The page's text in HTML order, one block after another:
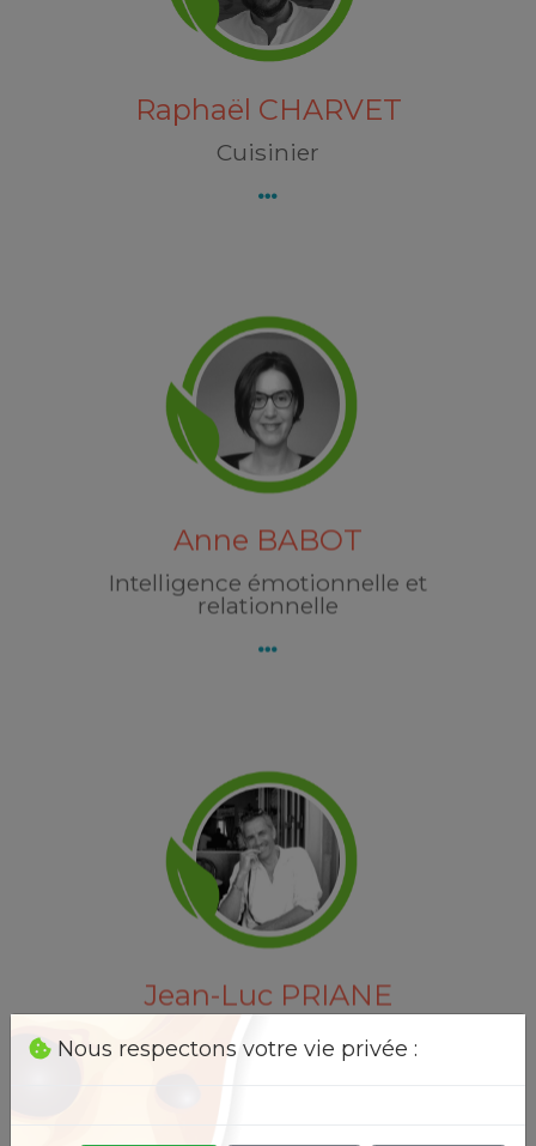
Raphaël CHARVET
Cuisinier
1 chemin du pressoir
55000 COMBLES-EN-BARROIS
Anne BABOT
Intelligence émotionnelle et
relationnelle
Anne BABOT
8 rue des Prés
67700 SAVERNE
Découvrez Anne BABOT
Jean-Luc PRIANE
de Qi-Gong
Jean-Luc PRIANE
38 rue des Cartounades
31620 VILLENEUVE LES BOULOC
Nous respectons votre vie privée :